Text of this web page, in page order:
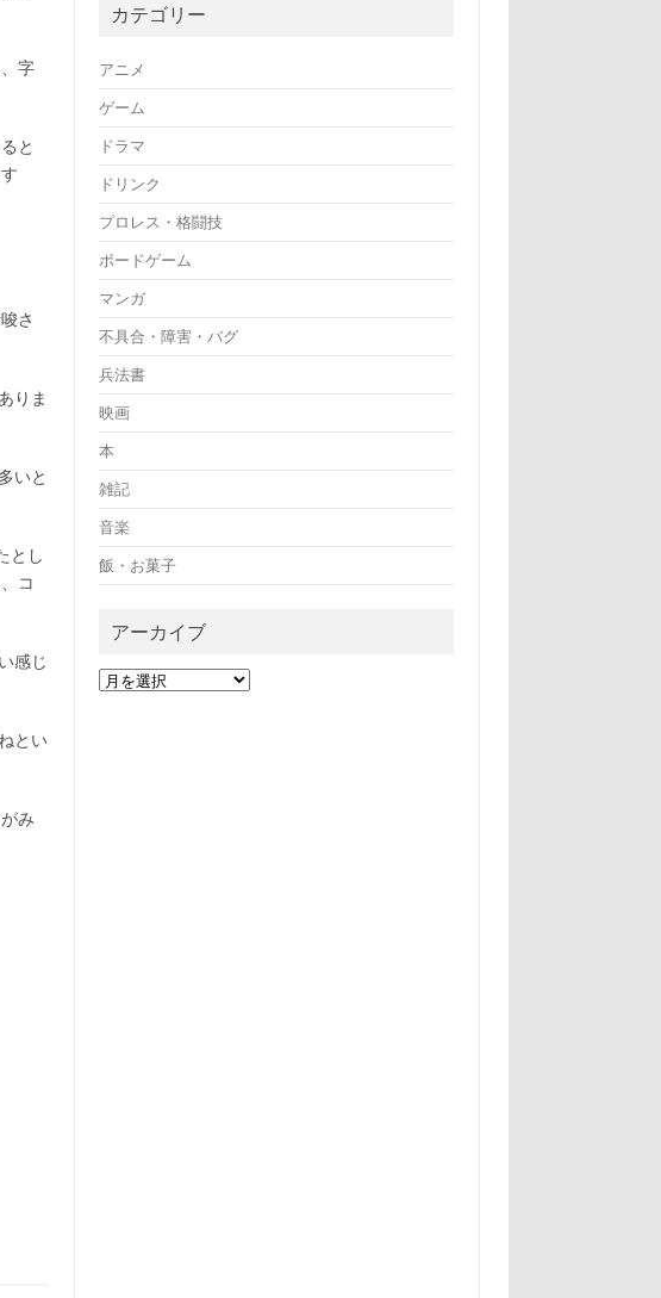
字
と
さ
りま
いと
とし
コ
感じ
とい
み
カテゴリー
アニメ
ゲーム
ドラマ
ドリンク
プロレス・格闘技
ボードゲーム
マンガ
不具合・障害・バグ
兵法書
映画
本
雑記
音楽
飯・お菓子
アーカイブ
ア